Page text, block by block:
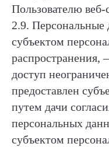
Пользователю веб-
2.9.
субъектом
распространения,
доступ
предоставлен
путем дачи
персональных
субъектом